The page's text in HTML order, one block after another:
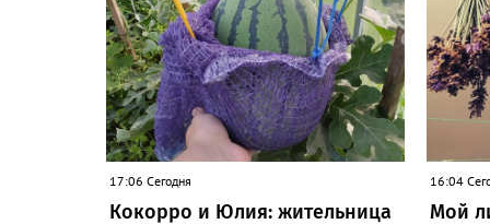
17:06 Сегодня
Кокорро и Юлия: жительница
16:04
Мой